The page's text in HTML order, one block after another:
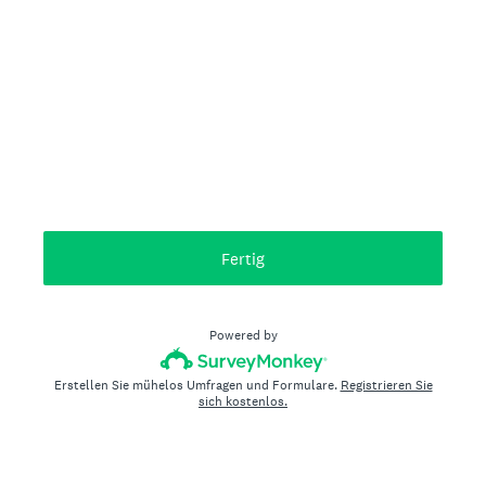
Fertig
Powered by
Erstellen Sie mühelos Umfragen und Formulare. Registrieren Sie
sich kostenlos.